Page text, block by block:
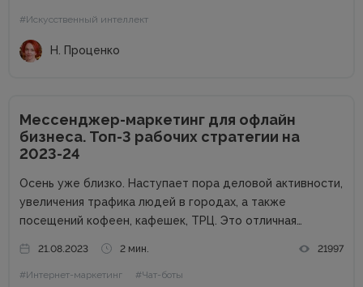
#Искусственный интеллект
Н. Проценко
Мессенджер-маркетинг для офлайн
бизнеса. Топ-3 рабочих стратегии на
2023-24
Осень уже близко. Наступает пора деловой активности,
увеличения трафика людей в городах, а также
посещений кофеен, кафешек, ТРЦ. Это отличная
увеличить прибыль. Но конкуренция на данном рынке
высока, поэтому расслабляться не стоит. Как привлечь
21.08.2023 2 мин. 21997
#Интернет-маркетинг #Чат-боты